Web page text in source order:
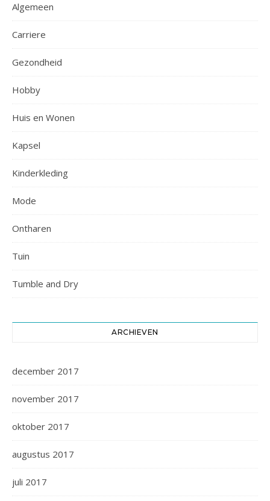
Algemeen
Carriere
Gezondheid
Hobby
Huis en Wonen
Kapsel
Kinderkleding
Mode
Ontharen
Tuin
Tumble and Dry
ARCHIEVEN
december 2017
november 2017
oktober 2017
augustus 2017
juli 2017